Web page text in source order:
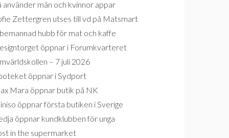
använder män och kvinnor appar
Zettergren utses till vd på Matsmart
hubb för mat och kaffe
öppnar i Forumkvarteret
– 7 juli 2026
öppnar i Sydport
Mara öppnar butik på NK
öppnar första butiken i Sverige
öppnar kundklubben för unga
in the supermarket